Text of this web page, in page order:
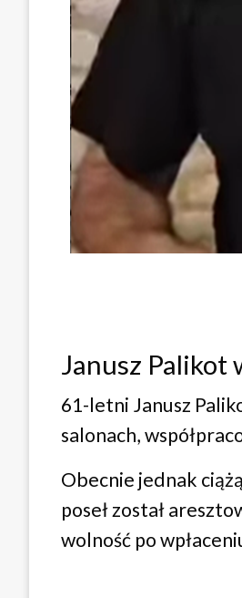
Janusz Palikot
61-letni Janusz
salonach,
Obecnie jednak
poseł został
wolność po